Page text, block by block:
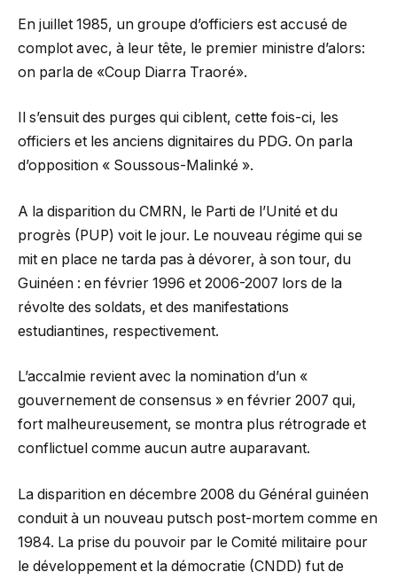
En juillet 1985, un groupe d’officiers est accusé de
complot avec, à leur tête, le premier ministre d’alors:
on parla de «Coup Diarra Traoré».
Il s’ensuit des purges qui ciblent, cette fois-ci, les
officiers et les anciens dignitaires du PDG. On parla
d’opposition « Soussous-Malinké ».
A la disparition du CMRN, le Parti de l’Unité et du
progrès (PUP) voit le jour. Le nouveau régime qui se
mit en place ne tarda pas à dévorer, à son tour, du
Guinéen : en février 1996 et 2006-2007 lors de la
révolte des soldats, et des manifestations
estudiantines, respectivement.
L’accalmie revient avec la nomination d’un «
gouvernement de consensus » en février 2007 qui,
fort malheureusement, se montra plus rétrograde et
conflictuel comme aucun autre auparavant.
La disparition en décembre 2008 du Général guinéen
conduit à un nouveau putsch post-mortem comme en
1984. La prise du pouvoir par le Comité militaire pour
le développement et la démocratie (CNDD) fut de